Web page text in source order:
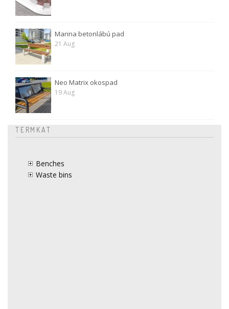
Marina betonlábú pad
21 Aug
Neo Matrix okospad
19 Aug
TERMKAT
Benches
Waste bins